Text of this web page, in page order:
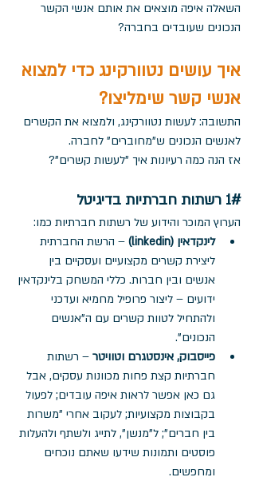
השאלה איפה מוצאים את אותם אנשי הקשר
הנכונים שעובדים בחברה?
איך עושים נטוורקינג כדי למצוא
אנשי קשר שימליצו?
התשובה: לעשות נטוורקינג, ולמצוא את הקשרים
לאנשים הנכונים ש"מחוברים" לחברה.
אז הנה כמה רעיונות איך "לעשות קשרים"?
1# רשתות חברתיות בדיגיטל
הערוץ המוכר והידוע של רשתות חברתיות כמו:
לינקדאין (linkedin)
– הרשת החברתית
ליצירת קשרים מקצועיים ועסקיים בין
אנשים ובין חברות. כללי המשחק בלינקדאין
ידועים – ליצור פרופיל מחמיא ועדכני
ולהתחיל לטוות קשרים עם ה"אנשים
הנכונים".
פייסבוק, אינסטגרם וטוויטר – רשתות
חברתיות קצת פחות מכוונות עסקים, אבל
גם כאן אפשר לראות איפה עובדים; לפעול
בקבוצות מקצועיות; לעקוב אחרי "משרות
בין חברים"; ל"מנשן", לתייג ולשתף ולהעלות
פוסטים ותמונות שידעו שאתם נוכחים
ומחפשים.